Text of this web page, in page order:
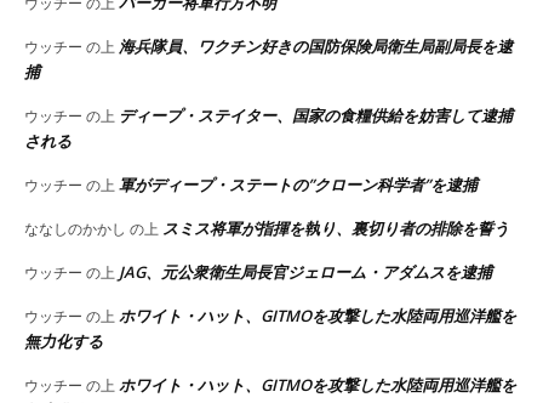
ウッチー の上 海兵隊員、ワクチン好きの国防保険局衛生局副局長を逮
捕
ウッチー の上 ディープ・ステイター、国家の食糧供給を妨害して逮捕
される
ウッチー の上 軍がディープ・ステートの”クローン科学者”を逮捕
ななしのかかし の上 スミス将軍が指揮を執り、裏切り者の排除を誓う
ウッチー の上 JAG、元公衆衛生局長官ジェローム・アダムスを逮捕
ウッチー の上 ホワイト・ハット、GITMOを攻撃した水陸両用巡洋艦を
無力化する
ウッチー の上 ホワイト・ハット、GITMOを攻撃した水陸両用巡洋艦を